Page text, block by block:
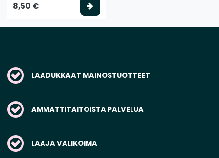
8,50 €
LAADUKKAAT MAINOSTUOTTEET
AMMATTITAITOISTA PALVELUA
LAAJA VALIKOIMA